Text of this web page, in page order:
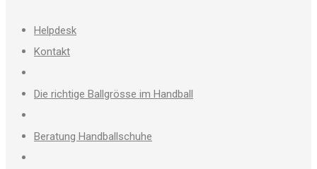
Helpdesk
Kontakt
Die richtige Ballgrösse im Handball
Beratung Handballschuhe